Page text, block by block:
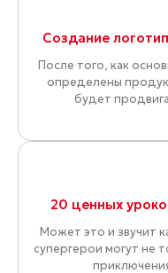
Создание
После того, как
определены
будет
20 ценных
Может это и звучит
супергерои могут не